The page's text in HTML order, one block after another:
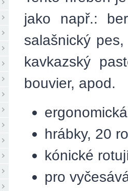
jako např.:
salašnický
kavkazský
bouvier, apod.
hrábky, 20
kónické
pro